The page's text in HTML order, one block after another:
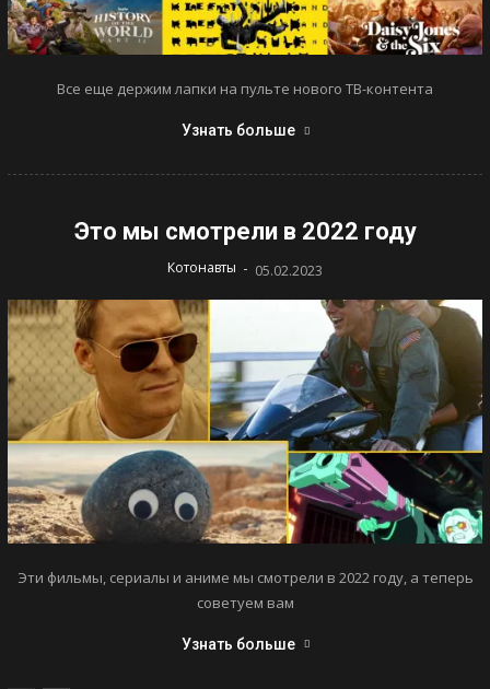
Все еще держим лапки на пульте нового ТВ-контента
Узнать больше
Это мы смотрели в 2022 году
Котонавты - 05.02.2023
Эти фильмы, сериалы и аниме мы смотрели в 2022 году, а теперь
советуем вам
Узнать больше